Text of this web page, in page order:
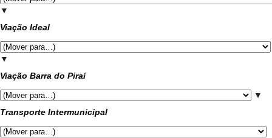
▼
Viação Ideal
▼
Viação Barra do Piraí
▼
Transporte Intermunicipal